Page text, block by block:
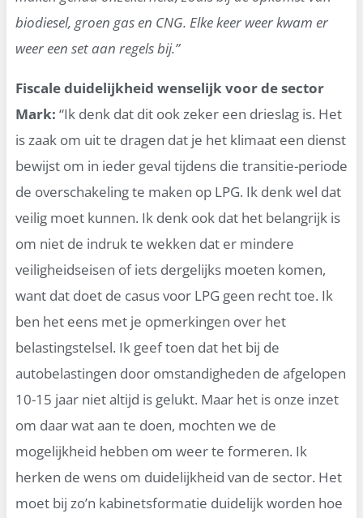
biodiesel, groen gas en CNG. Elke keer weer kwam er
weer een set aan regels bij.”
Fiscale duidelijkheid wenselijk voor de sector
Mark: “Ik denk dat dit ook zeker een drieslag is. Het
is zaak om uit te dragen dat je het klimaat een dienst
bewijst om in ieder geval tijdens die transitie-periode
de overschakeling te maken op LPG. Ik denk wel dat
veilig moet kunnen. Ik denk ook dat het belangrijk is
om niet de indruk te wekken dat er mindere
veiligheidseisen of iets dergelijks moeten komen,
want dat doet de casus voor LPG geen recht toe. Ik
ben het eens met je opmerkingen over het
belastingstelsel. Ik geef toen dat het bij de
autobelastingen door omstandigheden de afgelopen
10-15 jaar niet altijd is gelukt. Maar het is onze inzet
om daar wat aan te doen, mochten we de
mogelijkheid hebben om weer te formeren. Ik
herken de wens om duidelijkheid van de sector. Het
moet bij zo’n kabinetsformatie duidelijk worden hoe